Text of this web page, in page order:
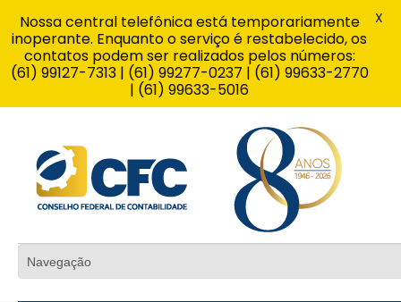
Nossa central telefônica está temporariamente
inoperante. Enquanto o serviço é restabelecido, os
contatos podem ser realizados pelos números:
(61) 99127-7313 | (61) 99277-0237 | (61) 99633-2770
| (61) 99633-5016
X